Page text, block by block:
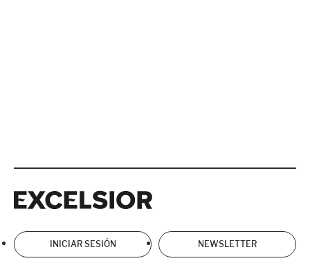
INICIAR SESIÓN NEWSLETTER